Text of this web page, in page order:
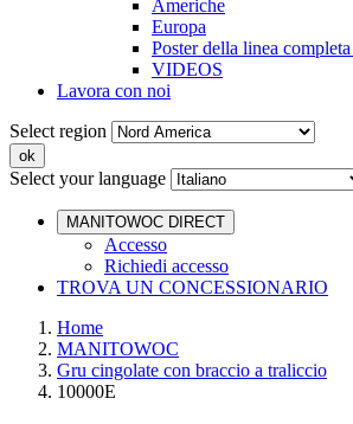
Americhe
Europa
Poster della linea
VIDEOS
Lavora con noi
Select region
Select your language
MANITOWOC DIRECT
Accesso
Richiedi accesso
TROVA UN CONCESSIONARIO
Home
MANITOWOC
Gru cingolate con braccio a traliccio
10000E